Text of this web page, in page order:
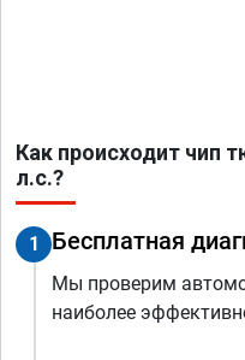
Как происходит чип
л.с.?
1 Бесплатная
Мы проверим
наиболее